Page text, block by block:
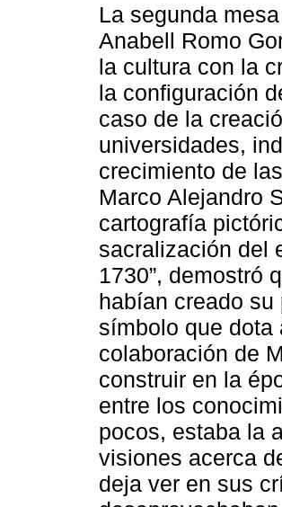
La segunda
Anabell Romo
la cultura con la
la configuración
caso de la
universidades,
crecimiento de
Marco Alejandro
cartografía
sacralización del
1730”, demostró
habían creado
símbolo que dota
colaboración de
construir en la
entre los
pocos, estaba la
visiones acerca
deja ver en sus